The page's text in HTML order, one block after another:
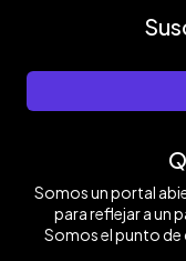
Somos un portal
para reflejar a un
Somos el punto de